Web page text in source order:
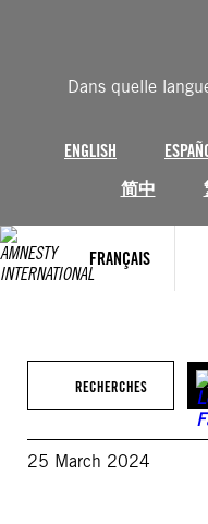
Dans quelle
ENGLISH
简中
FRANÇAIS
RECHERCHES
25 March 2024